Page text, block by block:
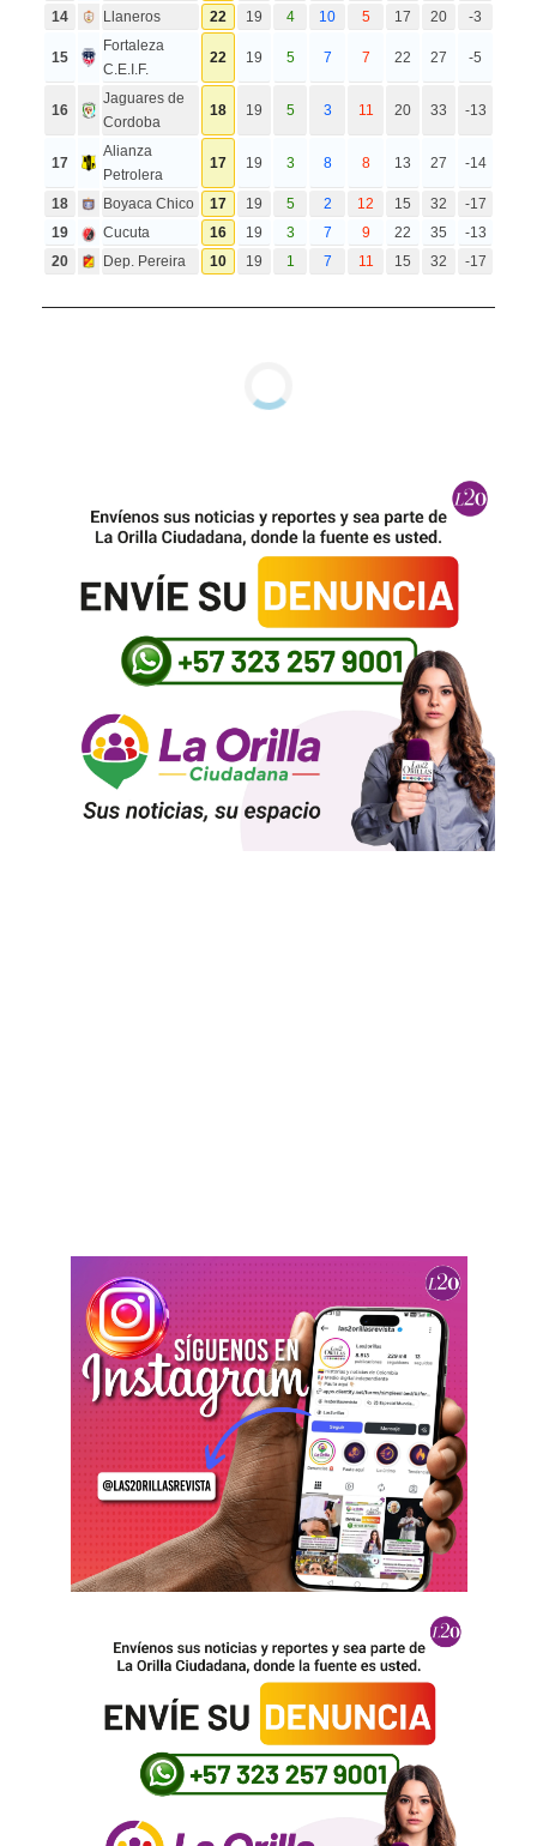
14 Llaneros 22 19 4 10 5 17 20 -3
15
Fortaleza
C.E.I.F.
22 19 5 7 7 22 27 -5
16
Jaguares de
Cordoba
18 19 5 3 11 20 33 -13
17
Alianza
Petrolera
17 19 3 8 8 13 27 -14
18 Boyaca Chico 17 19 5 2 12 15 32
-17
19
Cucuta 16 19 3 7 9 22 35
-13
20
Dep. Pereira 10 19 1 7 11 15 32 -17